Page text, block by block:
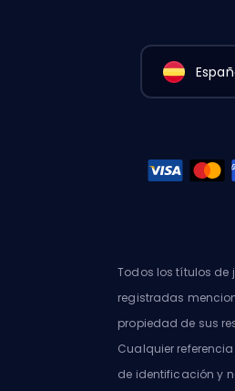
Todos los títulos
registradas
propiedad de sus
Cualquier
de identificación y